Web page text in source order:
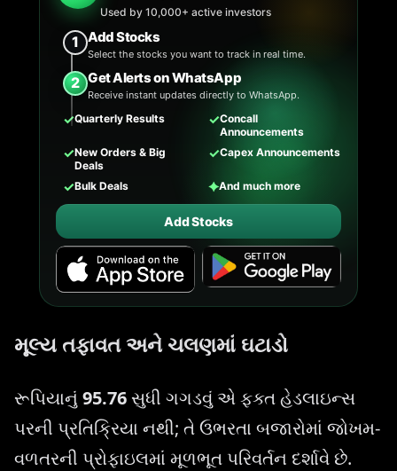
Used by 10,000+ active investors
1 Add Stocks
Select the stocks you want to track in real time.
2 Get Alerts on WhatsApp
Receive instant updates directly to WhatsApp.
✓Quarterly Results ✓Concall
Announcements
✓New Orders & Big
Deals
✓Capex Announcements
✓Bulk Deals ✦And much more
Add Stocks
મૂલ્ય તફાવત અને ચલણમાં ઘટાડો
રૂપિયાનું 95.76સુધી ગગડવું એ ફક્ત હેડલાઇન્સ
પરની પ્રતિક્રિયા નથી; તે ઉભરતા બજારોમાં જોખમ-
વળતરની પ્રોફાઇલમાં મૂળભૂત પરિવર્તન દર્શાવે છે.